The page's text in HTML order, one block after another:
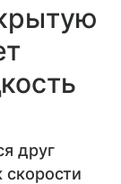
друг
скорости